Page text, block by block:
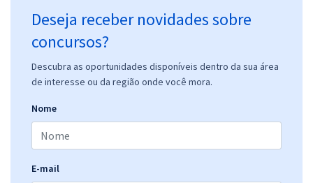
Deseja receber novidades sobre
concursos?
Descubra as oportunidades disponíveis dentro da sua área
de interesse ou da região onde você mora.
Nome
E-mail